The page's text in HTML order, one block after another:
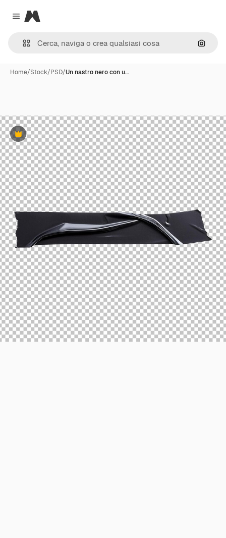
Close menu
Magnific
Cerca
Home/Stock/PSD/Un nastro nero con u…
Premium